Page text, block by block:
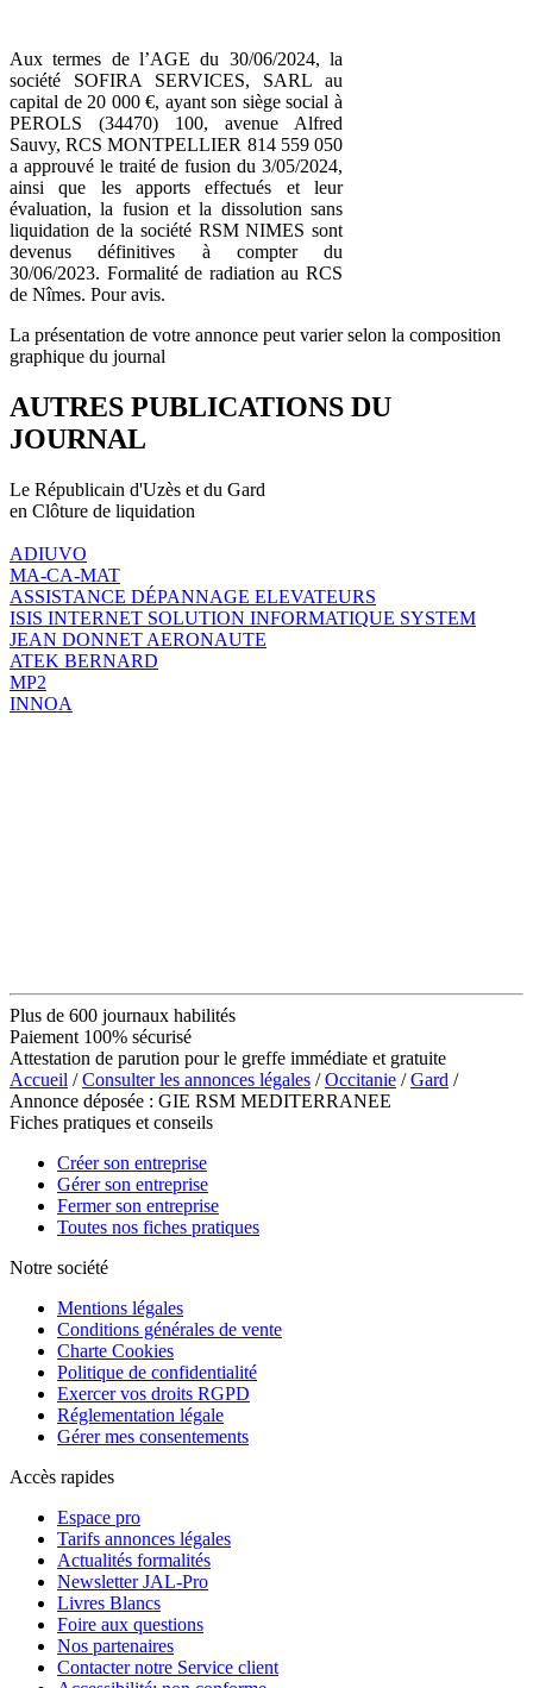
Aux termes de l’AGE du 30/06/2024, la
société SOFIRA SERVICES, SARL au
capital de 20 000 €, ayant son siège social à
PEROLS (34470) 100, avenue Alfred
Sauvy, RCS MONTPELLIER 814 559 050
a approuvé le traité de fusion du 3/05/2024,
ainsi que les apports effectués et leur
évaluation, la fusion et la dissolution sans
liquidation de la société RSM NIMES sont
devenus définitives à compter du
30/06/2023. Formalité de radiation au RCS
de Nîmes. Pour avis.
La présentation de votre annonce peut varier selon la composition
graphique du journal
AUTRES PUBLICATIONS DU
JOURNAL
Le Républicain d'Uzès et du Gard
en Clôture de liquidation
ADIUVO
MA-CA-MAT
ASSISTANCE DÉPANNAGE ELEVATEURS
ISIS INTERNET SOLUTION INFORMATIQUE SYSTEM
JEAN DONNET AERONAUTE
ATEK BERNARD
MP2
INNOA
Plus de 600 journaux habilités
Paiement 100% sécurisé
Attestation de parution pour le greffe immédiate et gratuite
Accueil /Consulter les annonces légales /Occitanie /Gard /
Annonce déposée : GIE RSM MEDITERRANEE
Fiches pratiques et conseils
Créer son entreprise
Gérer son entreprise
Fermer son entreprise
Toutes nos fiches pratiques
Notre société
Mentions légales
Conditions générales de vente
Charte Cookies
Politique de confidentialité
Exercer vos droits RGPD
Réglementation légale
Gérer mes consentements
Accès rapides
Espace pro
Tarifs annonces légales
Actualités formalités
Newsletter JAL-Pro
Livres Blancs
Foire aux questions
Nos partenaires
Contacter notre Service client